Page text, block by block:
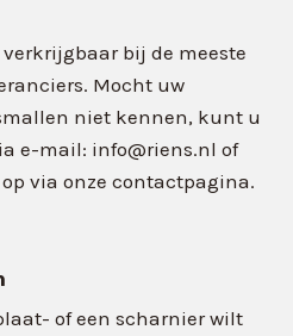
bij de meeste
Mocht uw
niet kennen, kunt u
e-mail: info@riens.nl of
via onze contactpagina.
of een scharnier wilt